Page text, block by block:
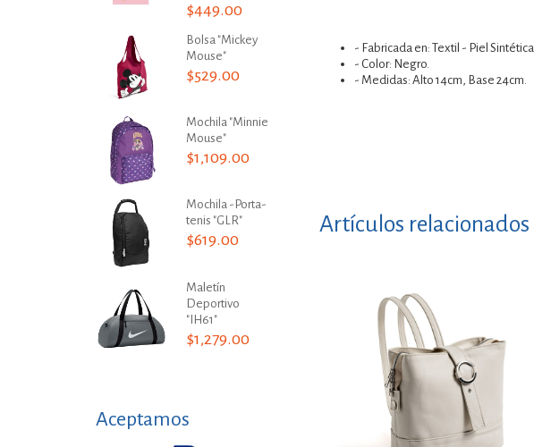
$449.00
Bolsa "Mickey
Mouse"
$529.00
Mochila "Minnie
Mouse"
$1,109.00
Mochila -Porta-
tenis "GLR"
$619.00
Maletín
Deportivo
"IH61"
$1,279.00
Aceptamos
- Fabricada en: Textil - Piel Sintética.
- Color: Negro.
- Medidas: Alto 14cm, Base 24cm.
Artículos relacionados